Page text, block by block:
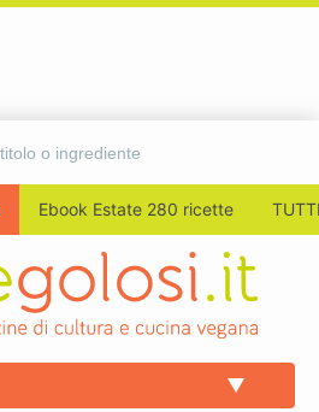
Ebook Estate 280 ricette